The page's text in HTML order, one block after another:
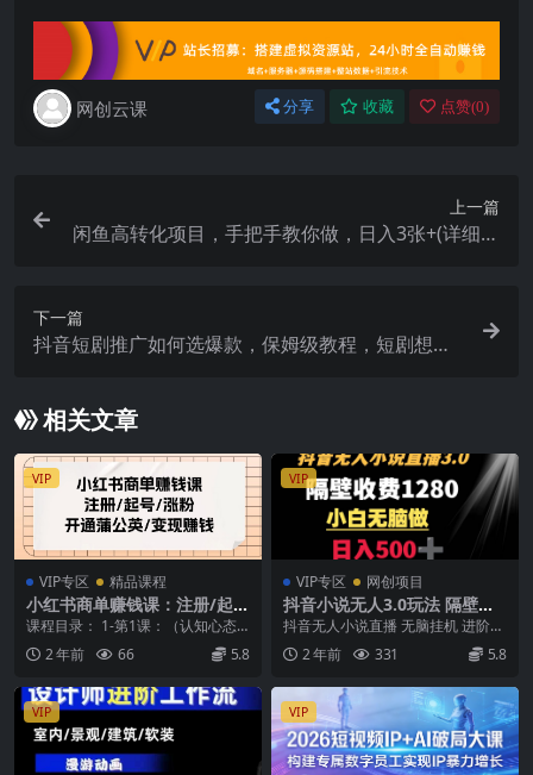
网创云课 分享 收藏 点赞(0)
上一篇
闲鱼高转化项目，手把手教你做，日入3张+(详细教
下一篇
抖音短剧推广如何选爆款，保姆级教程，短剧想爆
相关文章
VIP
VIP专区 精品课程
小红书商单赚钱课：注册/起
号/涨粉/开通蒲公英/变现赚钱
(25节课)
课程目录： 1-第1课：（认知心态
课）为什么小红书商单适合大部分
普通人变现赚钱？...
2 年前 66 5.8
VIP
VIP专区 网创项目
抖音小说无人3.0玩法 隔壁收
费1280 轻松日入500+
抖音无人小说直播 无脑挂机 进阶玩
法 配合防封手段干就完了
2 年前 331 5.8
VIP VIP